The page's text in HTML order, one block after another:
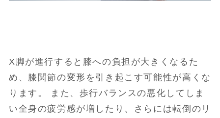
X脚が進行すると膝への負担が大きくなるた
め、膝関節の変形を引き起こす可能性が高くな
ります。 また、歩行バランスの悪化してしま
い全身の疲労感が増したり、さらには転倒のリ